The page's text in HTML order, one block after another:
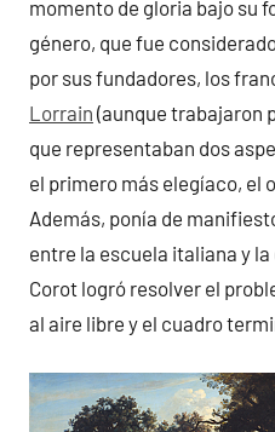
momento de gloria bajo su
género, que fue
por sus fundadores, los
Lorrain (aunque trabajaron
que representaban dos
el primero más elegíaco, el
Además, ponía de
entre la escuela italiana y
Corot logró resolver el
al aire libre y el cuadro